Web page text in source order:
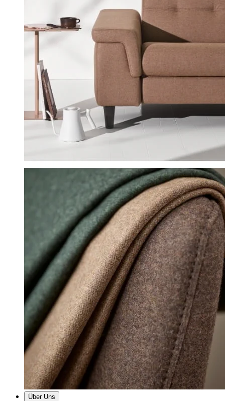
Über Uns